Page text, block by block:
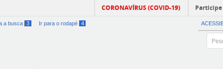
CORONAVÍRUS (COVID-19) Participe
a busca 3 Ir para o rodapé 4